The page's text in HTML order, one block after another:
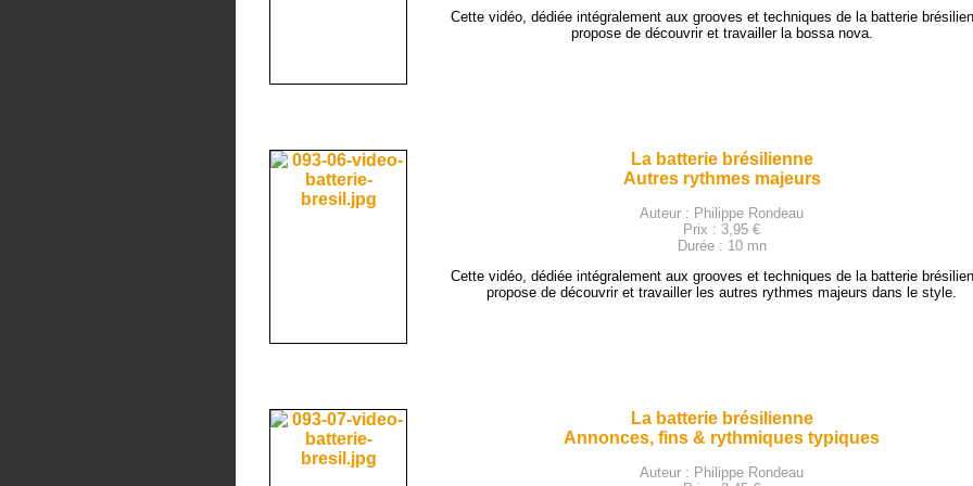
Cette vidéo, dédiée intégralement aux grooves et techniques de la batterie
propose de découvrir et travailler la bossa nova.
La batterie brésilienne
Autres rythmes majeurs
Auteur : Philippe Rondeau
Prix : 3,95 €
Durée : 10 mn
Cette vidéo, dédiée intégralement aux grooves et techniques de la batterie
propose de découvrir et travailler les autres rythmes majeurs dans le style.
La batterie brésilienne
Annonces, fins & rythmiques typiques
Auteur : Philippe Rondeau